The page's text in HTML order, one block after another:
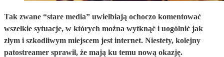
Tak zwane “stare media” uwielbiają ochoczo komentować
wszelkie sytuacje, w których można wytknąć i uogólnić jak
złym i szkodliwym miejscem jest internet. Niestety, kolejny
patostreamer sprawił, że mają ku temu nową okazję.